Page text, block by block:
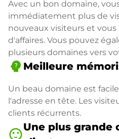
Avec un bon domaine,
immédiatement plus de
nouveaux visiteurs et
d'affaires. Vous pouvez
plusieurs domaines vers
psychology_alt Meilleure
Un beau domaine est
l'adresse en tête. Les
clients récurrents.
sentiment_satisfiedUne plus grande